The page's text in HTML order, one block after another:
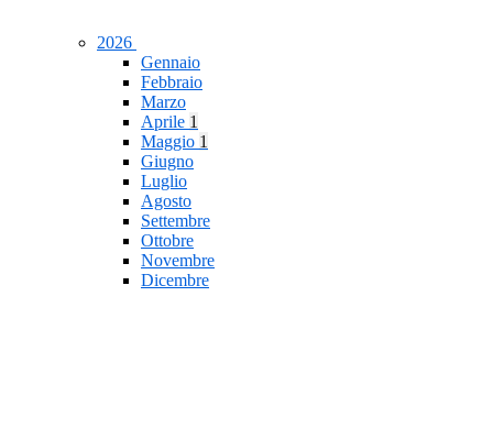
2026
Gennaio
Febbraio
Marzo
Aprile 1
Maggio 1
Giugno
Luglio
Agosto
Settembre
Ottobre
Novembre
Dicembre